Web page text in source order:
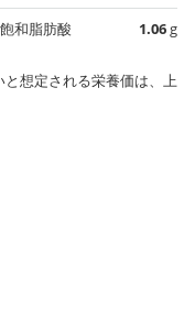
和脂肪酸
1.06g
想定される栄養価は、上